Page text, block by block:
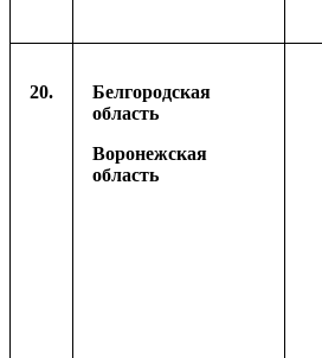
20.
Белгородская
область
Воронежская
область